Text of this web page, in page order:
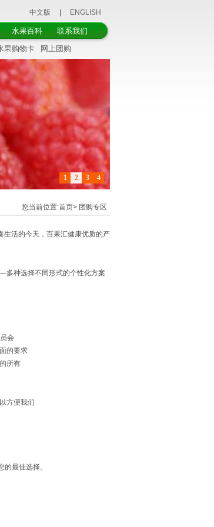
中文版 ENGLISH
果购物卡 网上团购
水果百科 联系我们
4
3
2
1
您当前位置:首页> 团购专区
生活的今天，百果汇健康优质的产
种选择不同形式的个性化方案
会
的要求
所有
方便我们
最佳选择。